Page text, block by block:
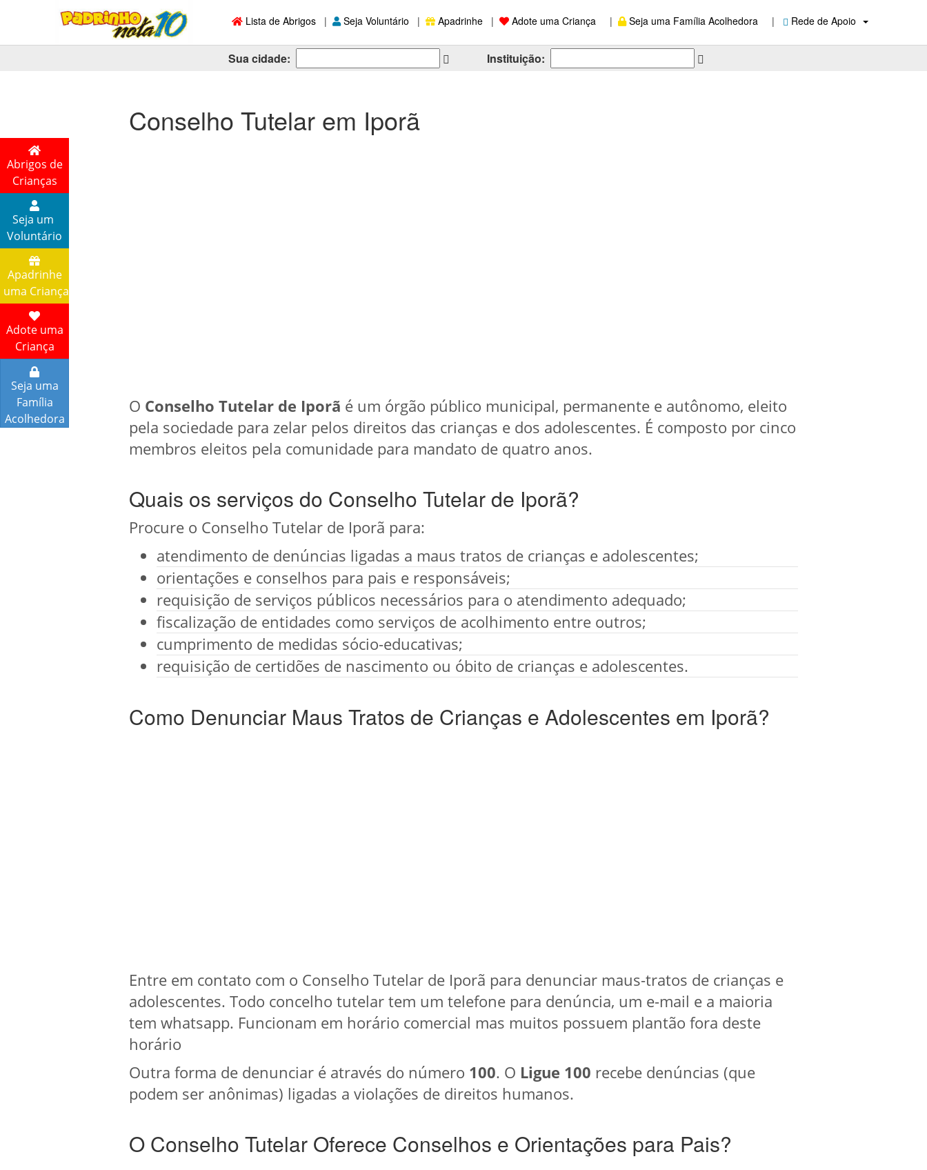
Lista de Abrigos | Seja Voluntário | Apadrinhe | Adote uma Criança | Seja uma Família Acolhedora | Rede de Apoio
Sua cidade: Instituição:
Abrigos de
Crianças
Seja um
Voluntário
Apadrinhe
uma Criança
Adote uma
Criança
Seja uma
Família
Acolhedora
Conselho Tutelar em Iporã
O Conselho Tutelar de Iporã é um órgão público municipal, permanente e autônomo, eleito
pela sociedade para zelar pelos direitos das crianças e dos adolescentes. É composto por cinco
membros eleitos pela comunidade para mandato de quatro anos.
Quais os serviços do Conselho Tutelar de Iporã?
Procure o Conselho Tutelar de Iporã para:
atendimento de denúncias ligadas a maus tratos de crianças e adolescentes;
orientações e conselhos para pais e responsáveis;
requisição de serviços públicos necessários para o atendimento adequado;
fiscalização de entidades como serviços de acolhimento entre outros;
cumprimento de medidas sócio-educativas;
requisição de certidões de nascimento ou óbito de crianças e adolescentes.
Como Denunciar Maus Tratos de Crianças e Adolescentes em Iporã?
Entre em contato com o Conselho Tutelar de Iporã para denunciar maus-tratos de crianças e
adolescentes. Todo concelho tutelar tem um telefone para denúncia, um e-mail e a maioria
tem whatsapp. Funcionam em horário comercial mas muitos possuem plantão fora deste
horário
Outra forma de denunciar é através do número 100. O Ligue 100 recebe denúncias (que
podem ser anônimas) ligadas a violações de direitos humanos.
O Conselho Tutelar Oferece Conselhos e Orientações para Pais?